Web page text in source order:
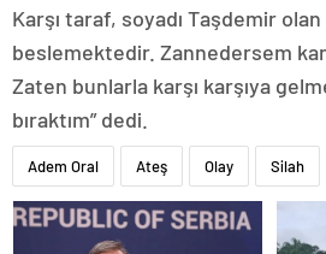
Karşı taraf, soyadı Taşdemir
beslemektedir. Zannedersem
Zaten bunlarla karşı karşıya
bıraktım” dedi.
Adem Oral Ateş Olay Silah